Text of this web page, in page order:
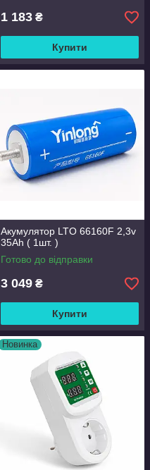
1 183 ₴
Купити
Акумулятор LTO 66160F 2,3v
35Ah ( 1шт. )
Готово до відправки
3 049 ₴
Купити
Новинка